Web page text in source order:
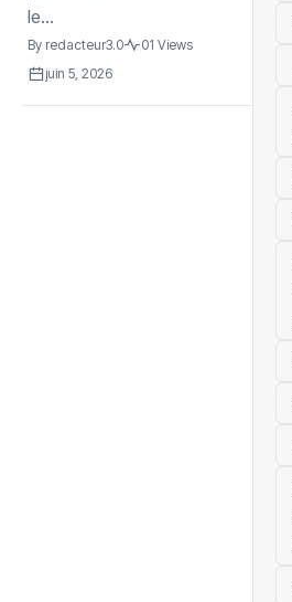
le...
By redacteur3.0
01 Views
juin 5, 2026